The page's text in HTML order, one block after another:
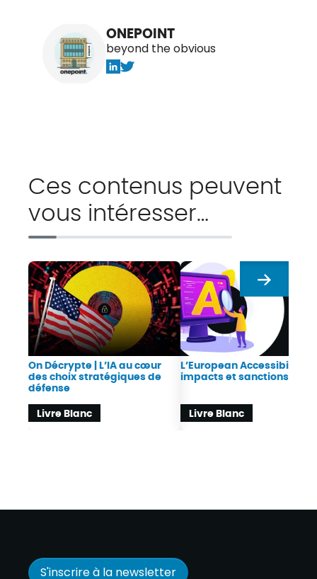
ONEPOINT
beyond the obvious
Ces contenus peuvent
vous intéresser…
On Décrypte | L’IA au cœur
des choix stratégiques de
défense
Livre Blanc
L’European Accessibility
impacts et sanctions
Livre Blanc
Suivant
S'inscrire à la newsletter